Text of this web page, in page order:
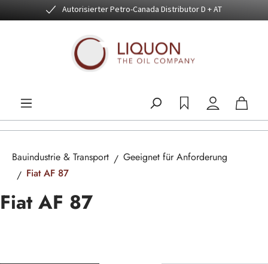
Zum Hauptinhalt springenAutorisierter Petro-Canada Distributor D + AT
Bauindustrie & Transport
Geeignet für Anforderung
Fiat AF 87
Fiat AF 87